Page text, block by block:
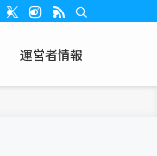
運営者情報